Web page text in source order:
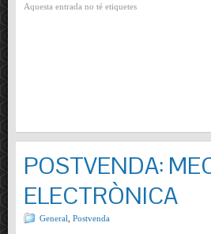
Aquesta entrada no té etiquetes
POSTVENDA:
ELECTRÒNICA
General Postvenda